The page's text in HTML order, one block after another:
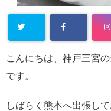
こんにちは、神戸三宮
です。
しばらく熊本へ出張して